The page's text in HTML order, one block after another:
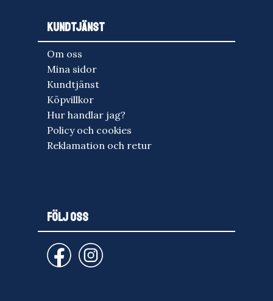
KUNDTJÄNST
Om oss
Mina sidor
Kundtjänst
Köpvillkor
Hur handlar jag?
Policy och cookies
Reklamation och retur
FÖLJ OSS